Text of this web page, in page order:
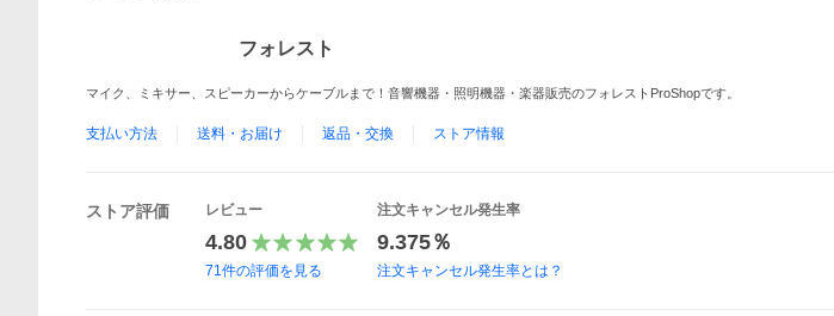
フォレスト
マイク、ミキサー、スピーカーからケーブルまで！音響機器・照明機器・楽器販売のフォレストProShopです。
支払い方法 送料・お届け 返品・交換 ストア情報
ストア評価 レビュー
4.80
71件の評価を見る
注文キャンセル発生率
9.375％
注文キャンセル発生率とは？